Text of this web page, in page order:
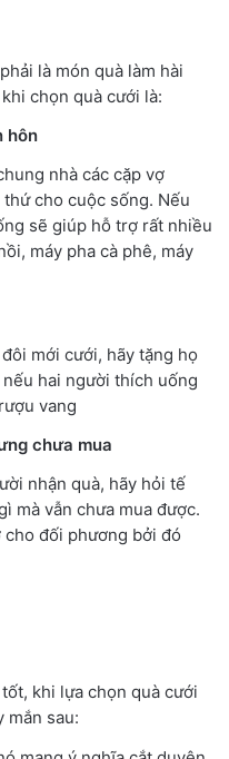
là món quà làm hài
chọn quà cưới là:
hôn
nhà các cặp vợ
cho cuộc sống. Nếu
sẽ giúp hỗ trợ rất nhiều
máy pha cà phê, máy
mới cưới, hãy tặng họ
hai người thích uống
vang
chưa mua
nhận quà, hãy hỏi tế
mà vẫn chưa mua được.
đối phương bởi đó
khi lựa chọn quà cưới
mắn sau: